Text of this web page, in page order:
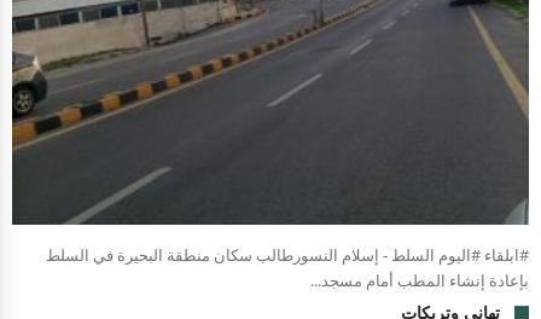
#ابلقاء #اليوم السلط - إسلام النسورطالب سكان منطقة البحيرة في السلط
بإعادة إنشاء المطب أمام مسجد...
تهاني وتريكات